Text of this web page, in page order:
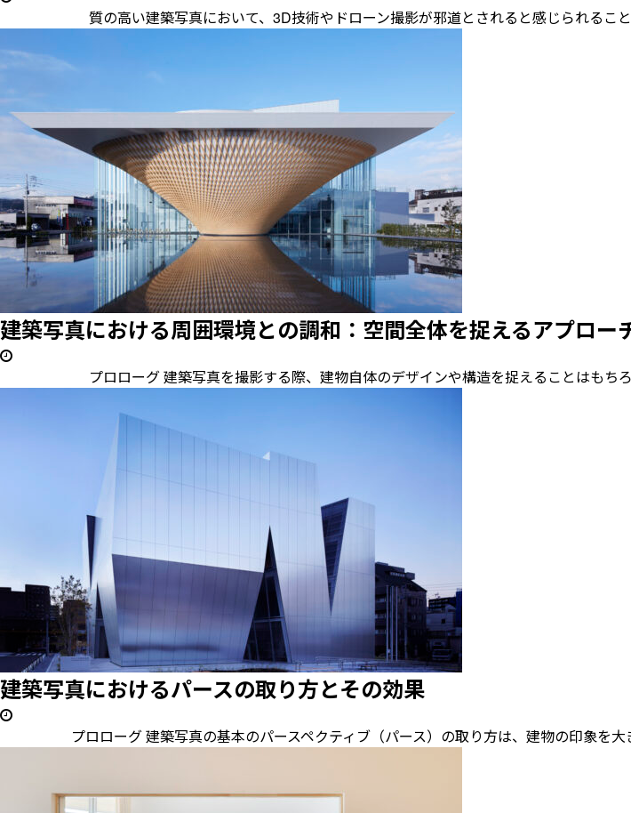
質の高い建築写真において、3D技術やドローン撮影が邪道とされると感じられること
建築写真における周囲環境との調和：空間全体を捉えるアプロー
プロローグ 建築写真を撮影する際、建物自体のデザインや構造を捉えることはもち
建築写真におけるパースの取り方とその効果
プロローグ 建築写真の基本のパースペクティブ（パース）の取り方は、建物の印象を大